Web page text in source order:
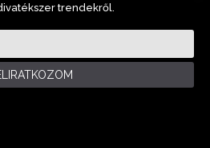
trendekről.